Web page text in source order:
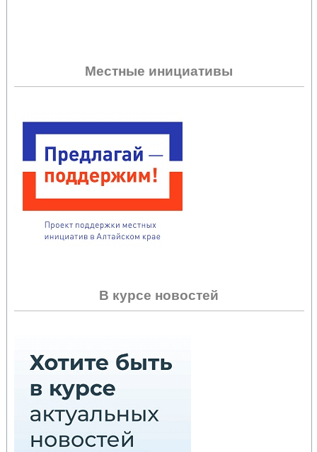
Местные инициативы
В курсе новостей